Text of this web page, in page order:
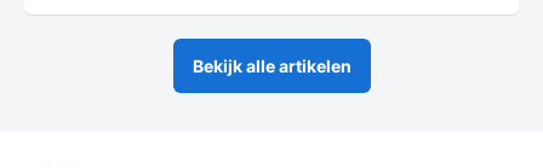
Bekijk alle artikelen